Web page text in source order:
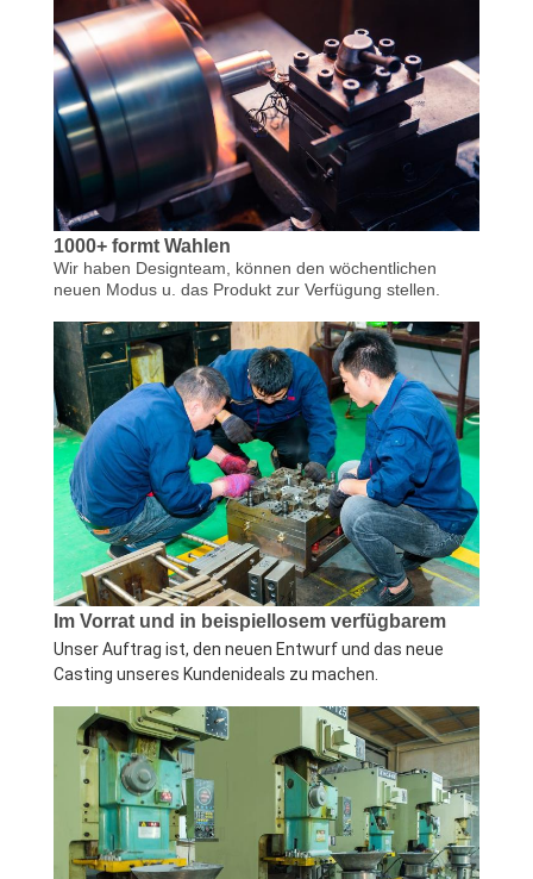
FÄLLE
ANGEBOT
ANFORDERN
SITEMAP
PRIVACY
POLICY
1000+ formt Wahlen
Wir haben Designteam, können den wöchentlichen
neuen Modus u. das Produkt zur Verfügung stellen.
Im Vorrat und in beispiellosem verfügbarem
Unser Auftrag ist, den neuen Entwurf und das neue
Casting unseres Kundenideals zu machen.